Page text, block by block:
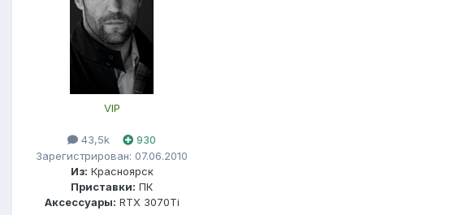
VIP
43,5k
930
Зарегистрирован: 07.06.2010
Из: Красноярск
Приставки: ПК
Аксессуары: RTX 3070Ti